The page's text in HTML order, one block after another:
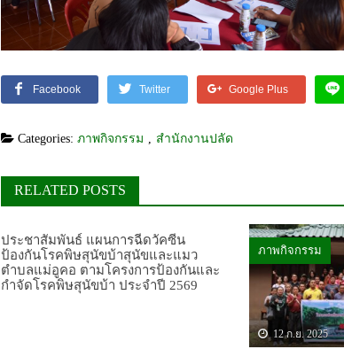
Facebook Twitter Google Plus
Categories: ภาพกิจกรรม สำนักงานปลัด
RELATED POSTS
ประชาสัมพันธ์ แผนการฉีดวัคซีน
ป้องกันโรคพิษสุนัขบ้าสุนัขและแมว
ตำบลแม่อูคอ ตามโครงการป้องกันและ
กำจัดโรคพิษสุนัขบ้า ประจำปี 2569
ภาพกิจกรรม
12 ก.ย. 2025